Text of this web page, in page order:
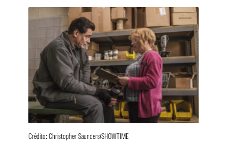
Crédito: Christopher Saunders/SHOWTIME